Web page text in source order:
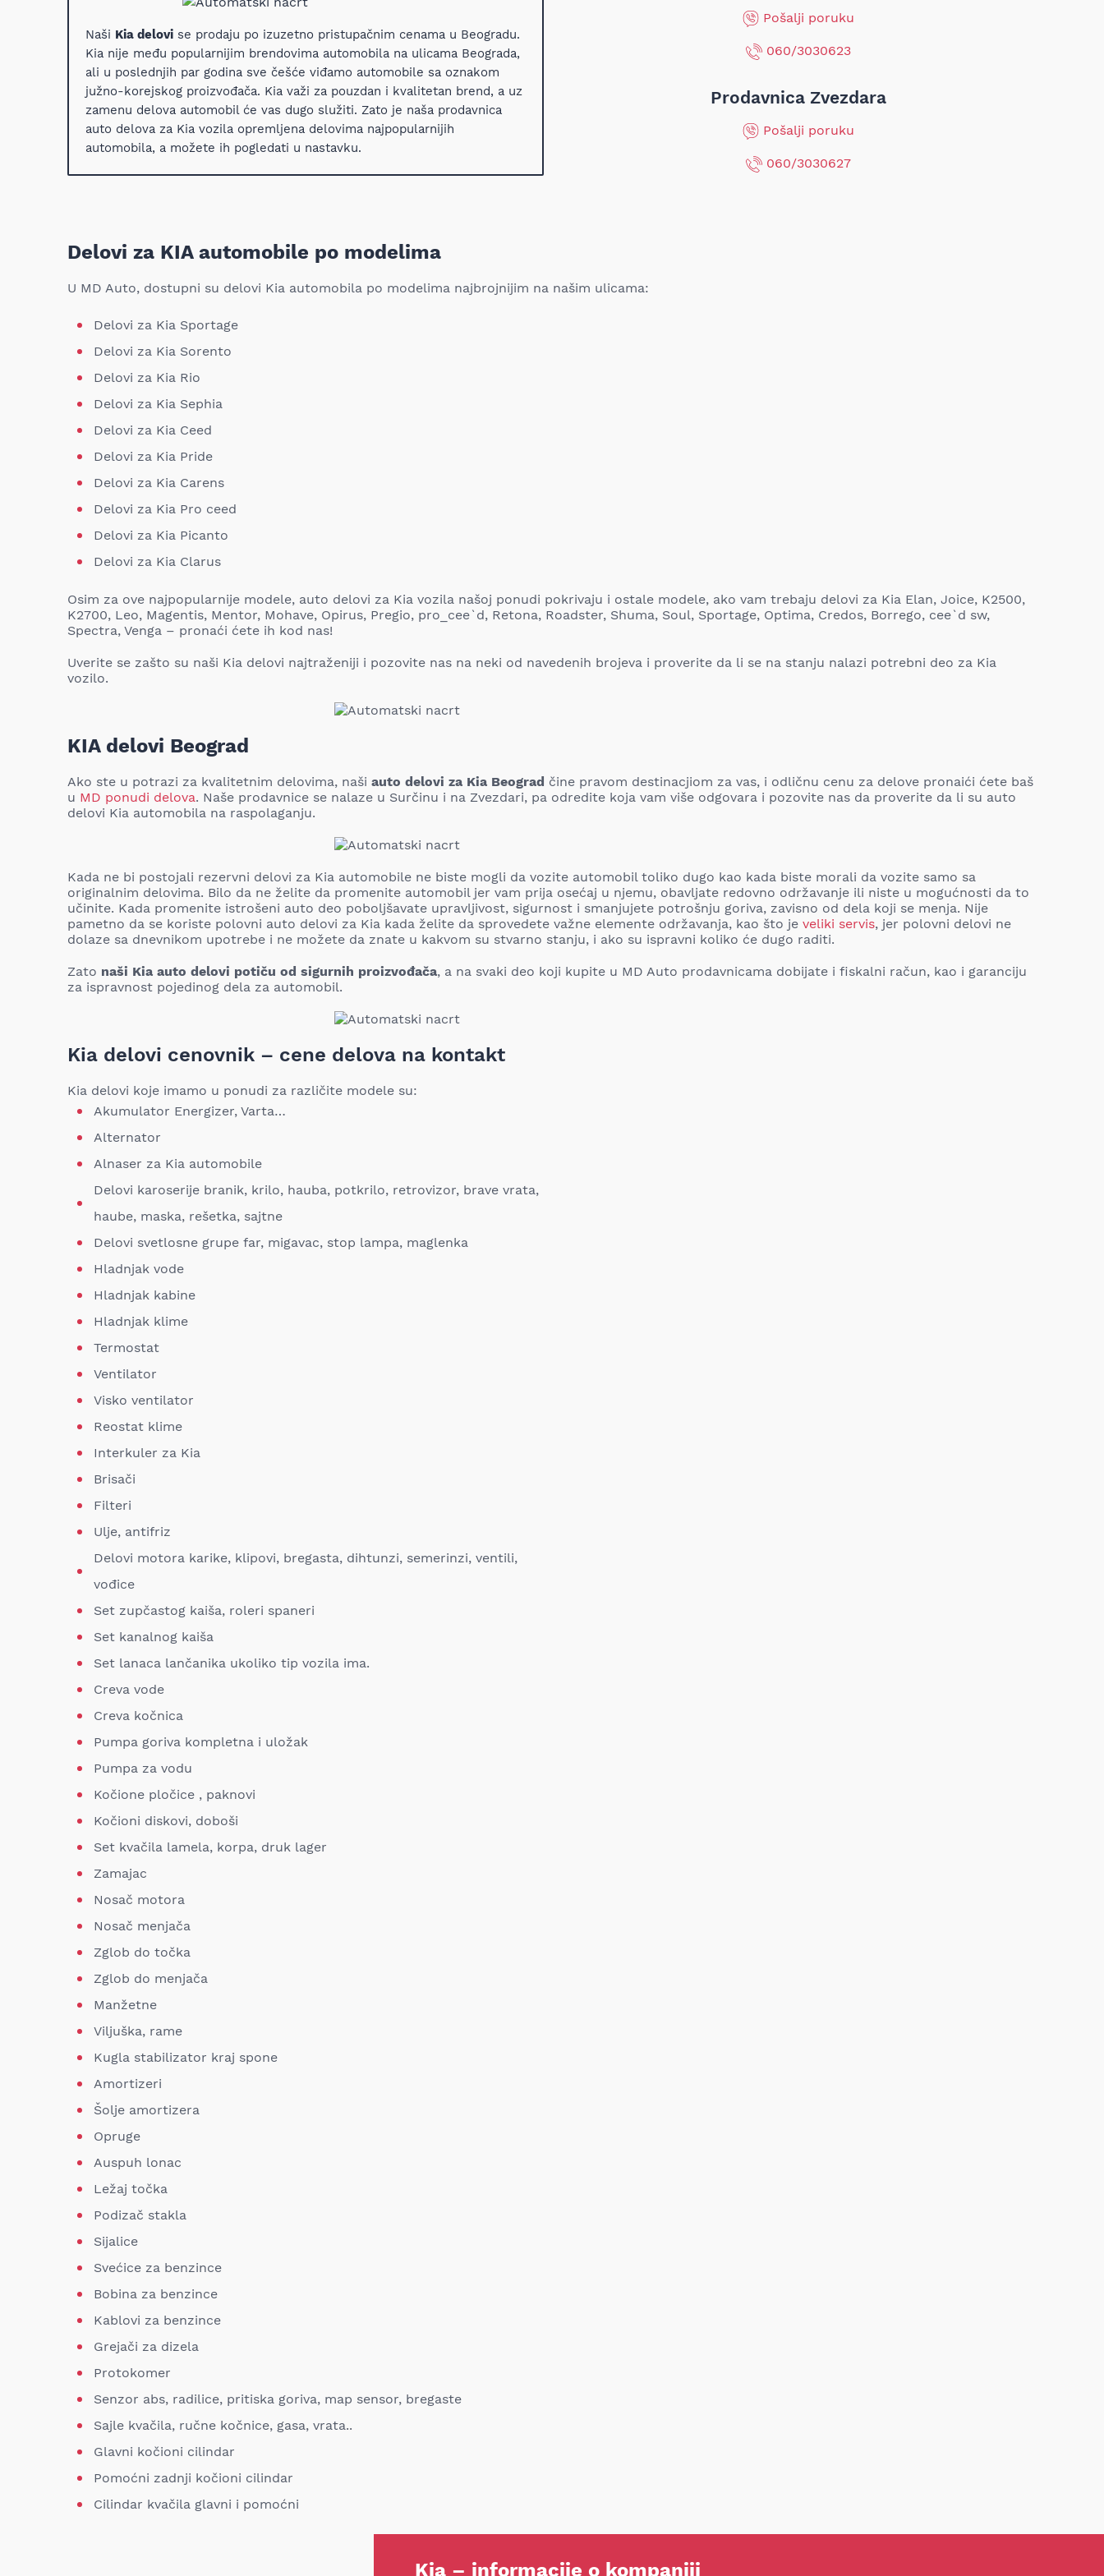
Naši Kia delovi se prodaju po izuzetno pristupačnim cenama u Beogradu.
Kia nije među popularnijim brendovima automobila na ulicama Beograda,
ali u poslednjih par godina sve češće viđamo automobile sa oznakom
južno-korejskog proizvođača. Kia važi za pouzdan i kvalitetan brend, a uz
zamenu delova automobil će vas dugo služiti. Zato je naša prodavnica
auto delova za Kia vozila opremljena delovima najpopularnijih
automobila, a možete ih pogledati u nastavku.
Pošalji poruku
060/3030623
Prodavnica Zvezdara
Pošalji poruku
060/3030627
Delovi za KIA automobile po modelima
U MD Auto, dostupni su delovi Kia automobila po modelima najbrojnijim na našim ulicama:
Delovi za Kia Sportage
Delovi za Kia Sorento
Delovi za Kia Rio
Delovi za Kia Sephia
Delovi za Kia Ceed
Delovi za Kia Pride
Delovi za Kia Carens
Delovi za Kia Pro ceed
Delovi za Kia Picanto
Delovi za Kia Clarus
Osim za ove najpopularnije modele, auto delovi za Kia vozila našoj ponudi pokrivaju i ostale modele, ako vam trebaju delovi za Kia Elan, Joice, K2500,
K2700, Leo, Magentis, Mentor, Mohave, Opirus, Pregio, pro_cee`d, Retona, Roadster, Shuma, Soul, Sportage, Optima, Credos, Borrego, cee`d sw,
Spectra, Venga – pronaći ćete ih kod nas!
Uverite se zašto su naši Kia delovi najtraženiji i pozovite nas na neki od navedenih brojeva i proverite da li se na stanju nalazi potrebni deo za Kia
vozilo.
KIA delovi Beograd
Ako ste u potrazi za kvalitetnim delovima, naši auto delovi za Kia Beograd čine pravom destinacjiom za vas, i odličnu cenu za delove pronaići ćete baš
u MD ponudi delova. Naše prodavnice se nalaze u Surčinu i na Zvezdari, pa odredite koja vam više odgovara i pozovite nas da proverite da li su auto
delovi Kia automobila na raspolaganju.
Kada ne bi postojali rezervni delovi za Kia automobile ne biste mogli da vozite automobil toliko dugo kao kada biste morali da vozite samo sa
originalnim delovima. Bilo da ne želite da promenite automobil jer vam prija osećaj u njemu, obavljate redovno održavanje ili niste u mogućnosti da to
učinite. Kada promenite istrošeni auto deo poboljšavate upravljivost, sigurnost i smanjujete potrošnju goriva, zavisno od dela koji se menja. Nije
pametno da se koriste polovni auto delovi za Kia kada želite da sprovedete važne elemente održavanja, kao što je veliki servis, jer polovni delovi ne
dolaze sa dnevnikom upotrebe i ne možete da znate u kakvom su stvarno stanju, i ako su ispravni koliko će dugo raditi.
Zato naši Kia auto delovi potiču od sigurnih proizvođača, a na svaki deo koji kupite u MD Auto prodavnicama dobijate i fiskalni račun, kao i garanciju
za ispravnost pojedinog dela za automobil.
Kia delovi cenovnik – cene delova na kontakt
Kia delovi koje imamo u ponudi za različite modele su:
Akumulator Energizer, Varta…
Alternator
Alnaser za Kia automobile
Delovi karoserije branik, krilo, hauba, potkrilo, retrovizor, brave vrata,
haube, maska, rešetka, sajtne
Delovi svetlosne grupe far, migavac, stop lampa, maglenka
Hladnjak vode
Hladnjak kabine
Hladnjak klime
Termostat
Ventilator
Visko ventilator
Reostat klime
Interkuler za Kia
Brisači
Filteri
Ulje, antifriz
Delovi motora karike, klipovi, bregasta, dihtunzi, semerinzi, ventili,
vođice
Set zupčastog kaiša, roleri spaneri
Set kanalnog kaiša
Set lanaca lančanika ukoliko tip vozila ima.
Creva vode
Creva kočnica
Pumpa goriva kompletna i uložak
Pumpa za vodu
Kočione pločice , paknovi
Kočioni diskovi, doboši
Set kvačila lamela, korpa, druk lager
Zamajac
Nosač motora
Nosač menjača
Zglob do točka
Zglob do menjača
Manžetne
Viljuška, rame
Kugla stabilizator kraj spone
Amortizeri
Šolje amortizera
Opruge
Auspuh lonac
Ležaj točka
Podizač stakla
Sijalice
Svećice za benzince
Bobina za benzince
Kablovi za benzince
Grejači za dizela
Protokomer
Senzor abs, radilice, pritiska goriva, map sensor, bregaste
Sajle kvačila, ručne kočnice, gasa, vrata..
Glavni kočioni cilindar
Pomoćni zadnji kočioni cilindar
Cilindar kvačila glavni i pomoćni
Kia – informacije o kompaniji